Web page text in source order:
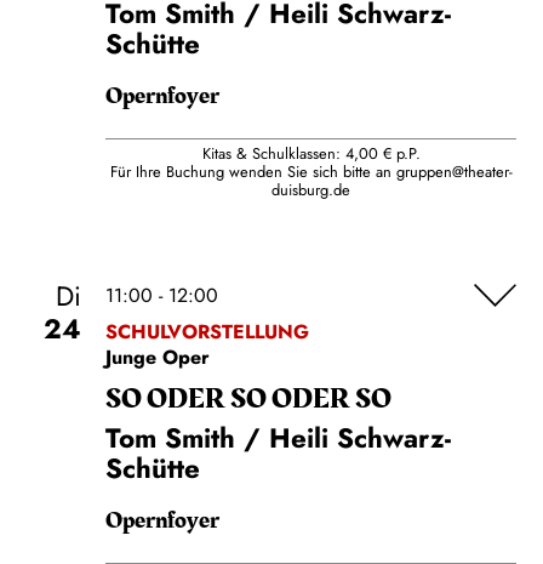
Tom Smith / Heili Schwarz-
Schütte
Opernfoyer
Kitas & Schulklassen: 4,00 € p.P.
Für Ihre Buchung wenden Sie sich bitte an gruppen@theater-
duisburg.de
Di
24
11:00 - 12:00
SCHULVORSTELLUNG
Junge Oper
SO ODER SO ODER SO
Tom Smith / Heili Schwarz-
Schütte
Opernfoyer